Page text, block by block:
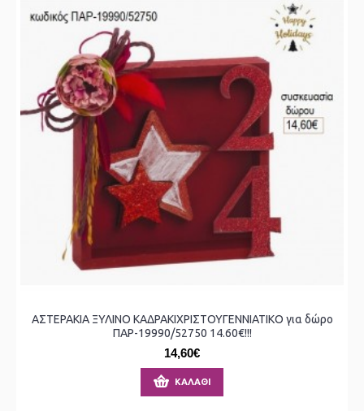
ΑΣΤΕΡΑΚΙΑ ΞΥΛΙΝΟ ΚΑΔΡΑΚΙΧΡΙΣΤΟΥΓΕΝΝΙΑΤΙΚΟ για δώρο
ΠΑΡ-19990/52750 14.60€!!!
14,60€
ΚΑΛΆΘΙ